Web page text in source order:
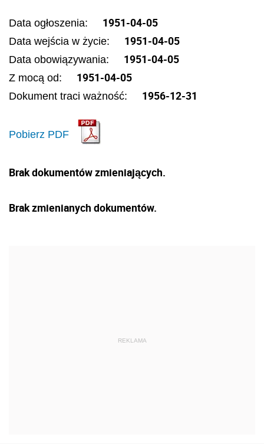
Data ogłoszenia: 1951-04-05
Data wejścia w życie: 1951-04-05
Data obowiązywania: 1951-04-05
Z mocą od: 1951-04-05
Dokument traci ważność: 1956-12-31
Pobierz PDF
Brak dokumentów zmieniających.
Brak zmienianych dokumentów.